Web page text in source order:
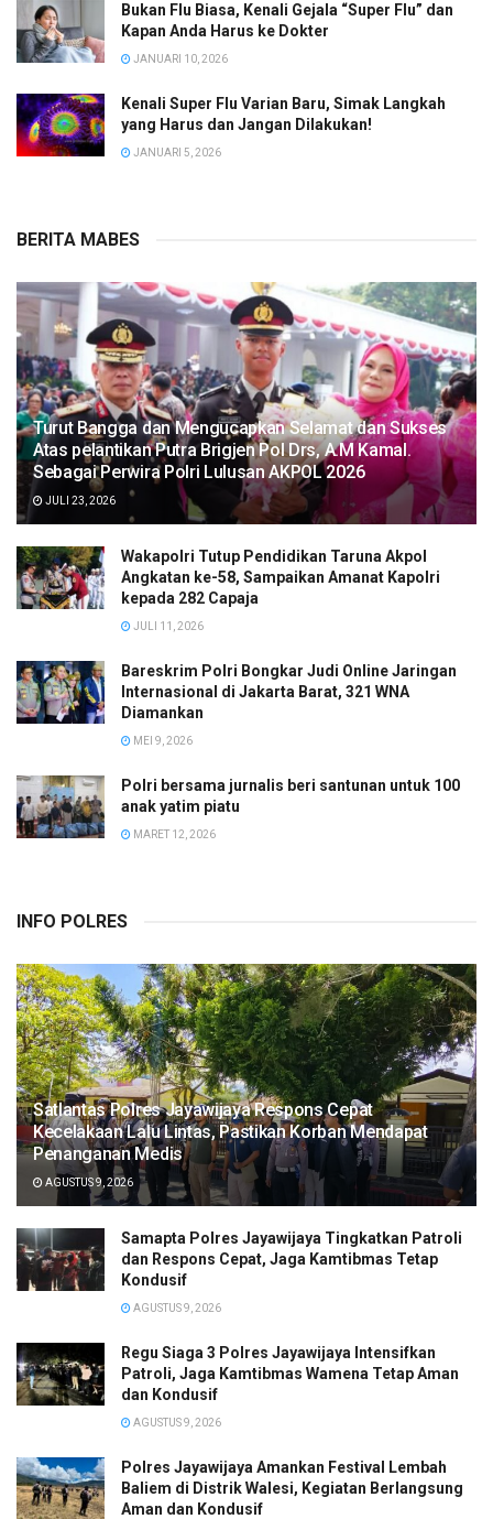
Bukan Flu Biasa, Kenali Gejala “Super Flu” dan
Kapan Anda Harus ke Dokter
JANUARI 10, 2026
Kenali Super Flu Varian Baru, Simak Langkah
yang Harus dan Jangan Dilakukan!
JANUARI 5, 2026
BERITA MABES
Turut Bangga dan Mengucapkan Selamat dan Sukses
Atas pelantikan Putra Brigjen Pol Drs, A.M Kamal.
Sebagai Perwira Polri Lulusan AKPOL 2026
JULI 23, 2026
Wakapolri Tutup Pendidikan Taruna Akpol
Angkatan ke-58, Sampaikan Amanat Kapolri
kepada 282 Capaja
JULI 11, 2026
Bareskrim Polri Bongkar Judi Online Jaringan
Internasional di Jakarta Barat, 321 WNA
Diamankan
MEI 9, 2026
Polri bersama jurnalis beri santunan untuk 100
anak yatim piatu
MARET 12, 2026
INFO POLRES
Satlantas Polres Jayawijaya Respons Cepat
Kecelakaan Lalu Lintas, Pastikan Korban Mendapat
Penanganan Medis
AGUSTUS 9, 2026
Samapta Polres Jayawijaya Tingkatkan Patroli
dan Respons Cepat, Jaga Kamtibmas Tetap
Kondusif
AGUSTUS 9, 2026
Regu Siaga 3 Polres Jayawijaya Intensifkan
Patroli, Jaga Kamtibmas Wamena Tetap Aman
dan Kondusif
AGUSTUS 9, 2026
Polres Jayawijaya Amankan Festival Lembah
Baliem di Distrik Walesi, Kegiatan Berlangsung
Aman dan Kondusif